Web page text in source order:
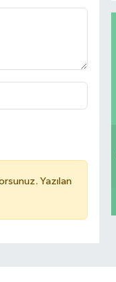
Yazılan